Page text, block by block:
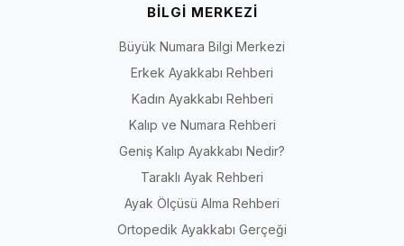
BİLGİ MERKEZİ
Büyük Numara Bilgi Merkezi
Erkek Ayakkabı Rehberi
Kadın Ayakkabı Rehberi
Kalıp ve Numara Rehberi
Geniş Kalıp Ayakkabı Nedir?
Taraklı Ayak Rehberi
Ayak Ölçüsü Alma Rehberi
Ortopedik Ayakkabı Gerçeği